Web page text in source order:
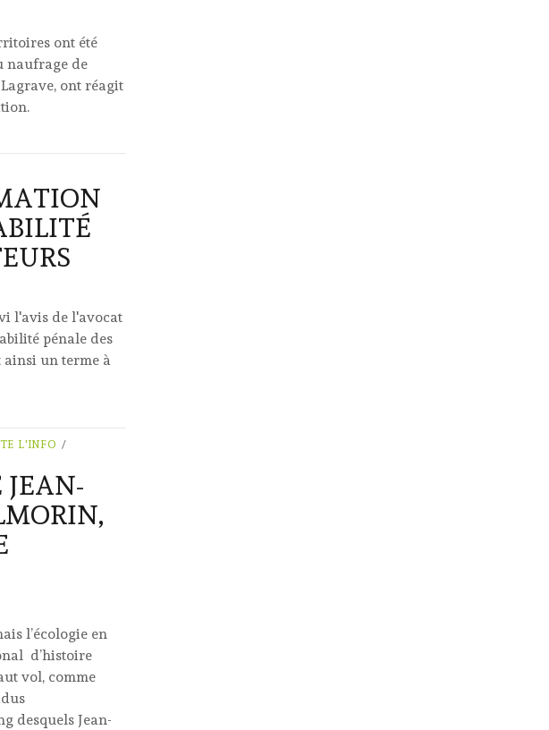
ont été
naufrage de
ont réagit
l'avis de l'avocat
pénale des
un terme à
L'INFO /
JEAN-
l’écologie en
d’histoire
vol, comme
desquels Jean-